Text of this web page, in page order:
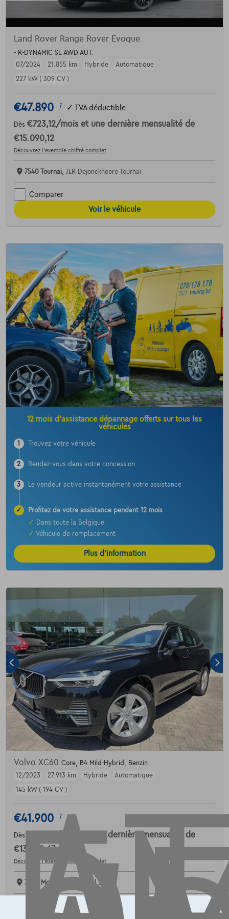
Land Rover Range Rover Evoque
- R-DYNAMIC SE AWD AUT.
07/2024
21.855 km Hybride
Automatique
227 kW ( 309 CV )
€47.890 1 ✓ TVA déductible
Dès €723,12/mois et une dernière mensualité de
€15.090,12
Découvrez l’exemple chiffré complet
7540 Tournai, JLR Dejonckheere Tournai
Comparer
Voir le véhicule
12 mois d’assistance dépannage offerts sur tous les
véhicules
1 Trouvez votre véhicule
2 Rendez-vous dans votre concession
3 Le vendeur active instantanément votre assistance
✓
Profitez de votre assistance pendant 12 mois
✓
Dans toute la Belgique
✓ Véhicule de remplacement
Plus d’information
Volvo XC60 Core, B4 Mild-Hybrid, Benzin
12/2023
27.913 km Hybride
Automatique
145 kW ( 194 CV )
€41.900 1
Dès
et une dernière mensualité de
€13.202,67
Découvrez l’exemple chiffré complet
7700 Mouscron, Novabil LC
Comparer